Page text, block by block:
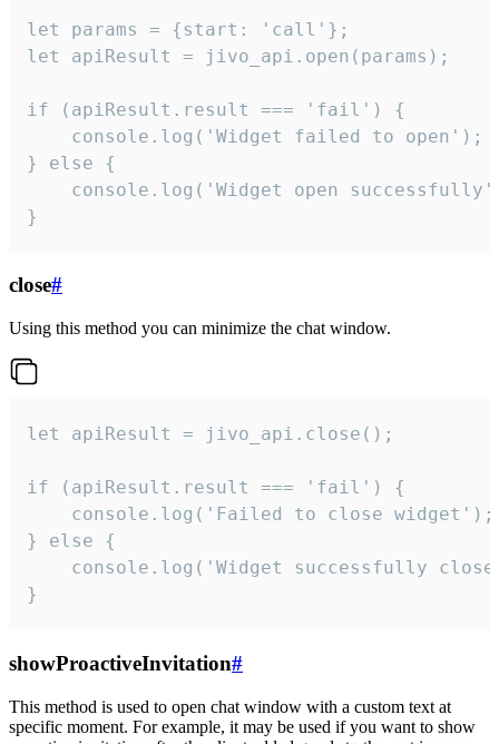
let params = {start: 'call'};
let apiResult = jivo_api.open(params);
if (apiResult.result === 'fail') {
    console.log('Widget failed to open');
} else {
console.log('Widget open
}
close#
Using this method you can minimize the chat window.
let apiResult = jivo_api.close();
if (apiResult.result === 'fail') {
    console.log('Failed to close widget');
} else {
console.log('Widget successfully
}
showProactiveInvitation#
This method is used to open chat window with a custom text at
specific moment. For example, it may be used if you want to show